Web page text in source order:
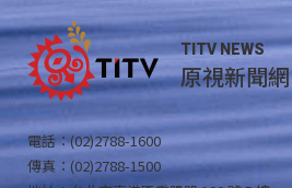
TITV NEWS
原視新聞網
電話：(02)2788-1600
傳真：(02)2788-1500